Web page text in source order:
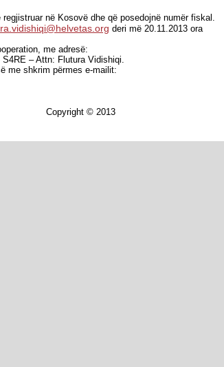
në Kosovë dhe që posedojnë numër fiskal.
deri më 20.11.2013 ora
me adresë:
– Attn: Flutura Vidishiqi.
me shkrim përmes e-mailit:
Copyright © 2013